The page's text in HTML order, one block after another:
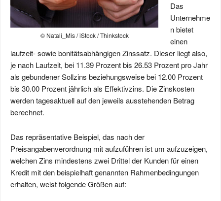
© Natali_Mis / iStock / Thinkstock
Das
Unternehme
n bietet
einen
laufzeit- sowie bonitätsabhängigen Zinssatz. Dieser liegt also,
je nach Laufzeit, bei 11.39 Prozent bis 26.53 Prozent pro Jahr
als gebundener Sollzins beziehungsweise bei 12.00 Prozent
bis 30.00 Prozent jährlich als Effektivzins. Die Zinskosten
werden tagesaktuell auf den jeweils ausstehenden Betrag
berechnet.
Das repräsentative Beispiel, das nach der
Preisangabenverordnung mit aufzuführen ist um aufzuzeigen,
welchen Zins mindestens zwei Drittel der Kunden für einen
Kredit mit den beispielhaft genannten Rahmenbedingungen
erhalten, weist folgende Größen auf: